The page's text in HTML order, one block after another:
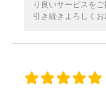
り良いサービスを
引き続きよろしくお